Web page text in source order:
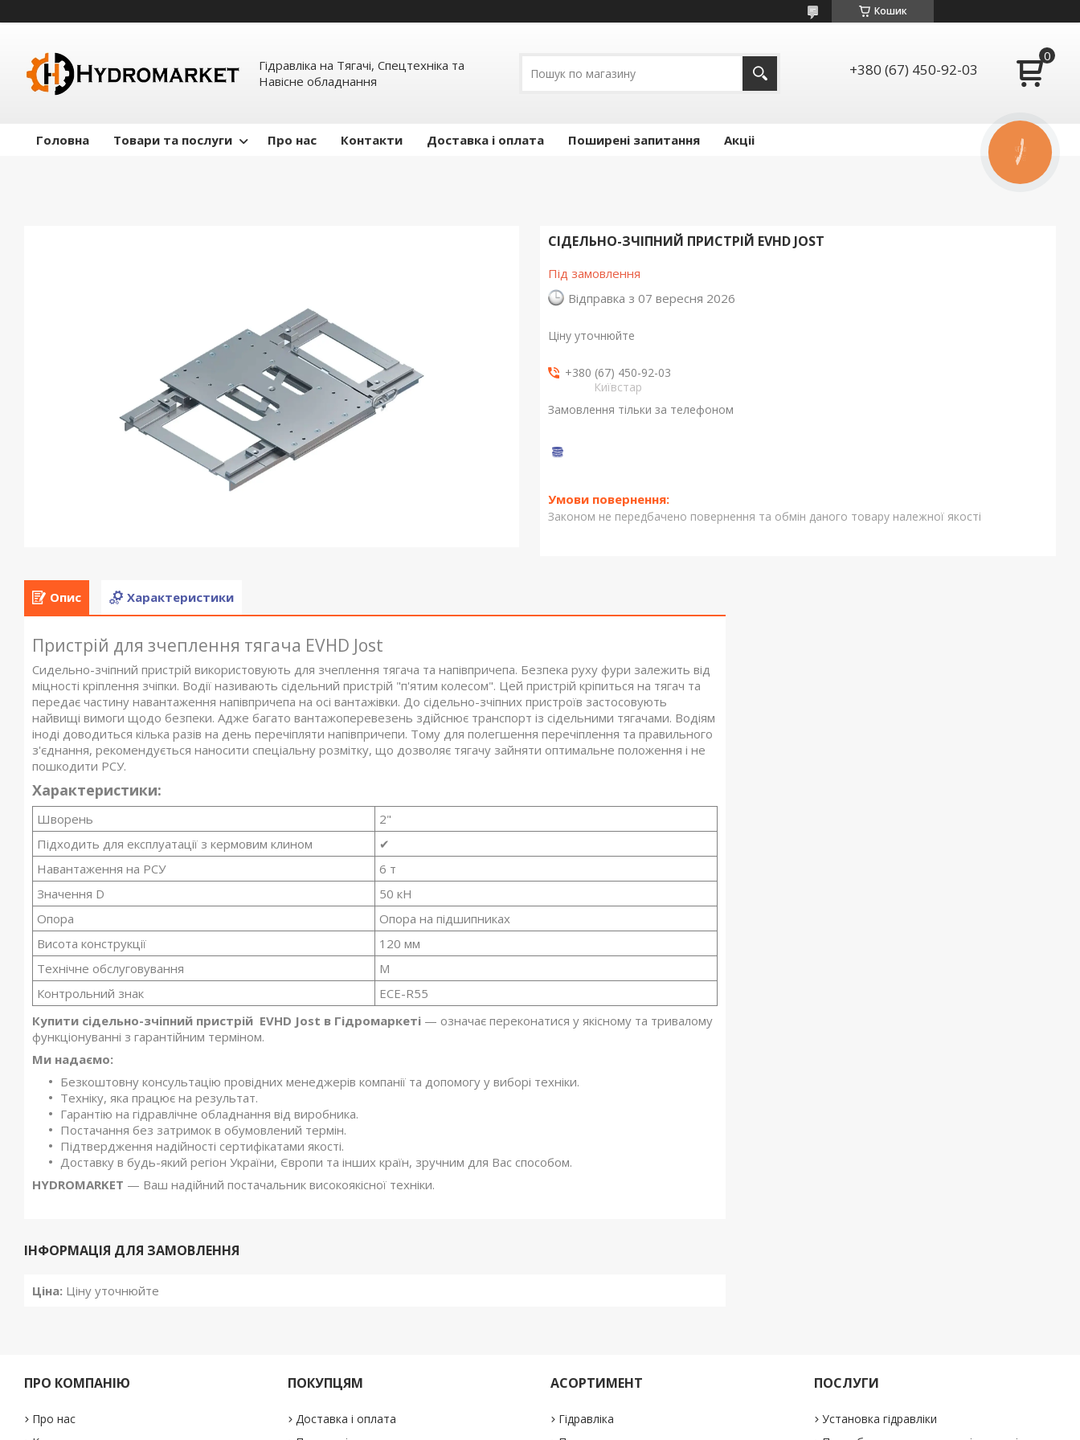
Кошик
Гідравліка на Тягачі, Спецтехніка та
Навісне обладнання
+380 (67) 450-92-03
Головна Товари та послуги Про нас Контакти Доставка і оплата Поширені запитання Акціі
СІДЕЛЬНО-ЗЧІПНИЙ ПРИСТРІЙ EVHD JOST
Під замовлення
Відправка з 07 вересня 2026
Ціну уточнюйте
+380 (67) 450-92-03
Київстар
Замовлення тільки за телефоном
Законом не передбачено повернення та обмін даного товару належної якості
Опис Характеристики
Пристрій для зчеплення тягача EVHD Jost
Сидельно-зчіпний пристрій використовують для зчеплення тягача та напівпричепа. Безпека руху фури залежить від
міцності кріплення зчіпки. Водії називають сідельний пристрій "п'ятим колесом". Цей пристрій кріпиться на тягач та
передає частину навантаження напівпричепа на осі вантажівки. До сідельно-зчіпних пристроїв застосовують
найвищі вимоги щодо безпеки. Адже багато вантажоперевезень здійснює транспорт із сідельними тягачами. Водіям
іноді доводиться кілька разів на день перечіпляти напівпричепи. Тому для полегшення перечіплення та правильного
з'єднання, рекомендується наносити спеціальну розмітку, що дозволяє тягачу зайняти оптимальне положення і не
пошкодити РСУ.
Характеристики:
Шворень
2"
Підходить для експлуатації з кермовим клином
✔
Навантаження на РСУ
6 т
Значення D
50кН
Опора
Опора на підшипниках
Висота конструкції
120 мм
Технічне обслуговування
M
Контрольний знак
ECE-R55
Купити сідельно-зчіпний пристрій EVHD Jost в Гідромаркеті — означає переконатися у якісному та тривалому
функціонуванні з гарантійним терміном.
Ми надаємо:
Безкоштовну консультацію провідних менеджерів компанії та допомогу у виборі техніки.
Техніку, яка працює на результат.
Гарантію на гідравлічне обладнання від виробника.
Постачання без затримок в обумовлений термін.
Підтвердження надійності сертифікатами якості.
Доставку в будь-який регіон України, Європи та інших країн, зручним для Вас способом.
HYDROMARKET — Ваш надійний постачальник високоякісної техніки.
ІНФОРМАЦІЯ ДЛЯ ЗАМОВЛЕННЯ
Ціна: Ціну уточнюйте
ПРО КОМПАНІЮ
Про нас
ПОКУПЦЯМ
Доставка і оплата
АСОРТИМЕНТ
Гідравліка
ПОСЛУГИ
Установка гідравліки
КНОПКА
ЗВ'ЯЗКУ